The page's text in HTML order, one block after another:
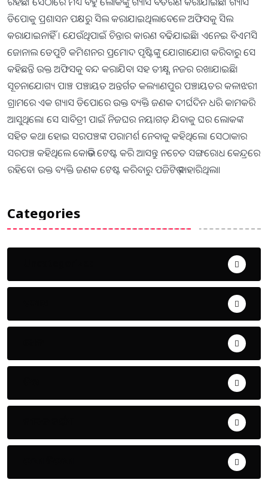
ଡିପୋକୁ ପ୍ରଶାସନ ପକ୍ଷରୁ ସିଲ କରାଯାଇଥିଲାବେଳେ ଅଫିସକୁ ସିଲ
କରାଯାଇନାହିଁ । ଯେଉଁଥିପାଇଁ ଚିନ୍ତାର କାରଣ ବଢିଯାଇଛି। ଏନେଇ ବିଏମସି
ଜୋନାଲ ଡେପୁଟି କମିଶନର ପ୍ରମୋଦ ପୃଷ୍ଟିଙ୍କୁ ଯୋଗାଯୋଗ କରିବାରୁ ସେ
କହିଛନ୍ତି ଉକ୍ତ ଅଫିସକୁ ବନ୍ଦ କରାଯିବା ସହ ତୀକ୍ଷ୍ଣ ନଜର ରଖାଯାଇଛି।
ସୂଚନାଯୋଗ୍ୟ ପାଞ୍ଚ ପଞ୍ଚାୟତ ଅନ୍ତର୍ଗତ କଲ୍ୟାଣପୁର ପଞ୍ଚାୟତର କଳାଝରୀ
ଗ୍ରାମରେ ଏକ ଗ୍ୟାସ ଡିପୋରେ ଉକ୍ତ ବ୍ୟକ୍ତି ଜଣକ ଦୀର୍ଘଦିନ ଧରି କାମକରି
ଆସୁଥିଲେ। ସେ ସାବିତ୍ରୀ ପାଇଁ ନିଜଘର ନୟାଗଡ଼ ଯିବାକୁ ଘର ଲୋକଙ୍କ
ସହିତ କଥା ହୋଇ ସରପଞ୍ଚଙ୍କ ପରାମର୍ଶ ନେବାକୁ କହିଥିଲେ। ସେଠାକାର
ସରପଞ୍ଚ କହିଥିଲେ କୋଭିଡ ଟେଷ୍ଟ କରି ଆସନ୍ତୁ ନଚେତ ସଙ୍ଗରୋଧ କେନ୍ଦ୍ରରେ
ରହିବେ। ଉକ୍ତ ବ୍ୟକ୍ତି ଜଣକ ଟେଷ୍ଟ କରିବାରୁ ପଜିଟିଭ୍ ବାହାରିଥିଲା।
Categories